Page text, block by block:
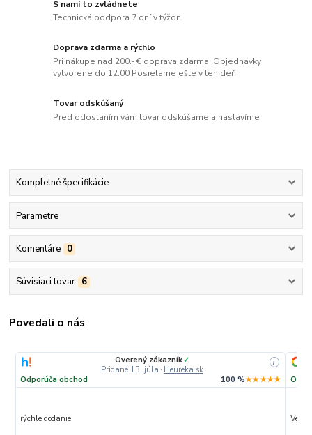
S nami to zvládnete
Technická podpora 7 dní v týždni
Doprava zdarma a rýchlo
Pri nákupe nad 200.- € doprava zdarma. Objednávky
vytvorene do 12:00 Posielame ešte v ten deň
Tovar odskúšaný
Pred odoslaním vám tovar odskúšame a nastavíme
Kompletné špecifikácie
Parametre
Komentáre 0
Súvisiaci tovar 6
Povedali o nás
Overený zákazník✓
Pridané 13. júla · Heureka.sk
i
Odporúča obchod 100 %★★★★★
rýchle dodanie